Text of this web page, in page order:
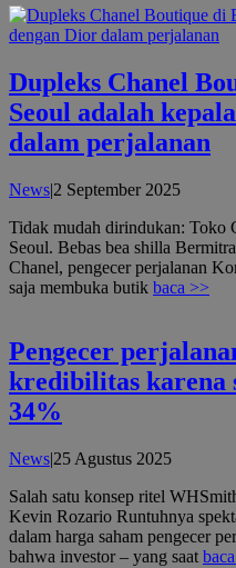
Dupleks Chanel
Seoul adalah
dalam perjalanan
News|2 September 2025oleh
Tidak mudah dirindukan: Toko
Seoul. Bebas bea shilla
Chanel, pengecer perjalanan
saja membuka butik baca >>
Pengecer
kredibilitas karena
34%
News|25 Agustus 2025oleh
Salah satu konsep ritel
Kevin Rozario Runtuhnya
dalam harga saham pengecer
bahwa investor – yang saat